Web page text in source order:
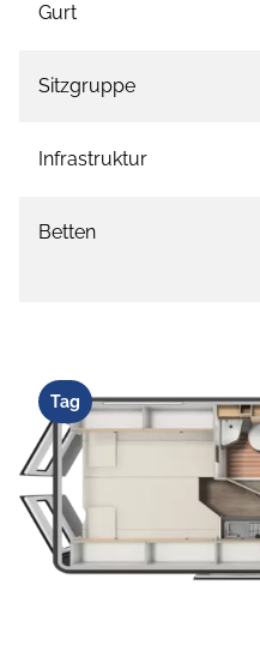
Gurt
Sitzgruppe
Infrastruktur
Betten
Tag